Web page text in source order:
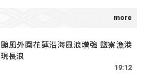
颱風外圍花蓮沿海風浪增強 鹽寮漁港
現長浪
19:12